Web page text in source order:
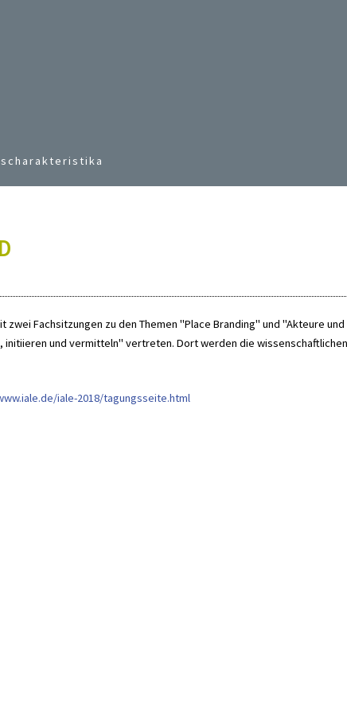
zwei Fachsitzungen zu den Themen "Place Branding" und "Akteure
initiieren und vermitteln" vertreten. Dort werden die
iale-2018/tagungsseite.html